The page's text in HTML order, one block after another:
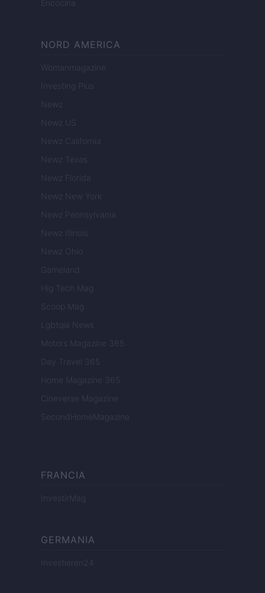
Encocina
NORD AMERICA
Womanmagazine
Investing Plus
Newz
Newz US
Newz California
Newz Texas
Newz Florida
Newz New York
Newz Pennsylvania
Newz Illinois
Newz Ohio
Gameland
Hig Tech Mag
Scoop Mag
Lgbtqia News
Motors Magazine 365
Day Travel 365
Home Magazine 365
Cineverse Magazine
SecondHomeMagazine
FRANCIA
InvestirMag
GERMANIA
Investieren24